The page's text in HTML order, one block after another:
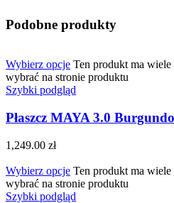
Podobne produkty
Wybierz opcje Ten produkt ma
wybrać na stronie produktu
Szybki podgląd
Płaszcz MAYA 3.0
1,249.00 zł
Wybierz opcje Ten produkt ma
wybrać na stronie produktu
Szybki podgląd